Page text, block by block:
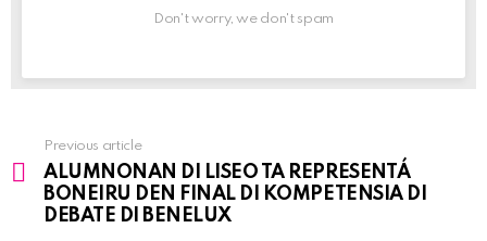
Don't worry, we don't spam
See
more
Previous article
ALUMNONAN DI LISEO TA REPRESENTÁ
BONEIRU DEN FINAL DI KOMPETENSIA DI
DEBATE DI BENELUX